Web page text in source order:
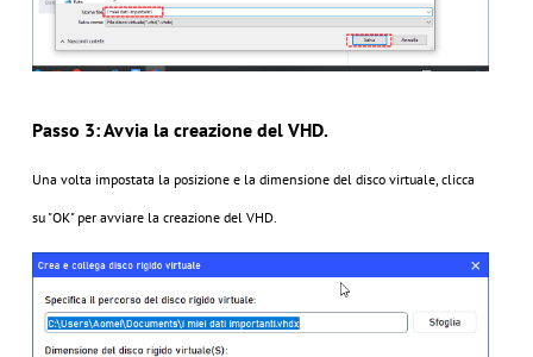
Passo 3: Avvia la creazione del VHD.
Una volta impostata la posizione e la dimensione del disco virtuale, clicca
su "OK" per avviare la creazione del VHD.